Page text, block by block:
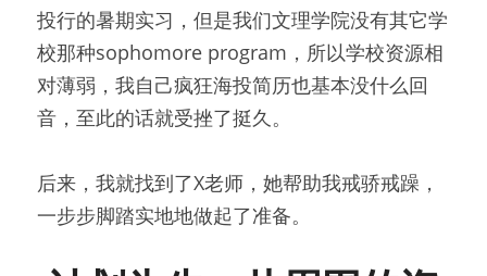
投行的暑期实习，但是我们文理学院没有其它学
校那种sophomore program，所以学校资源相
对薄弱，我自己疯狂海投简历也基本没什么回
音，至此的话就受挫了挺久。
后来，我就找到了X老师，她帮助我戒骄戒躁，
一步步脚踏实地地做起了准备。